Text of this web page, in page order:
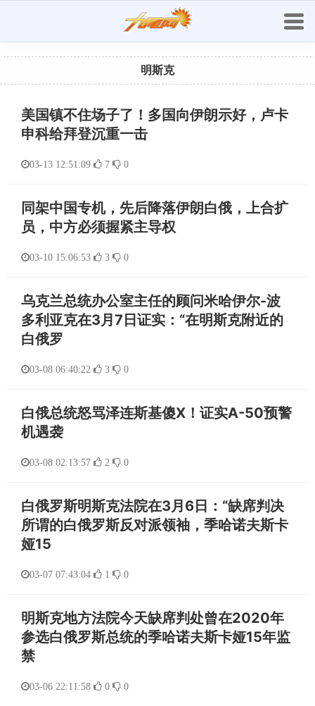
明斯克
美国镇不住场子了！多国向伊朗示好，卢卡
申科给拜登沉重一击
03-13 12:51:09 7 0
同架中国专机，先后降落伊朗白俄，上合扩
员，中方必须握紧主导权
03-10 15:06:53 3 0
乌克兰总统办公室主任的顾问米哈伊尔-波
多利亚克在3月7日证实：“在明斯克附近的
白俄罗
03-08 06:40:22 3 0
白俄总统怒骂泽连斯基傻X！证实A-50预警
机遇袭
03-08 02:13:57 2 0
白俄罗斯明斯克法院在3月6日：“缺席判决
所谓的白俄罗斯反对派领袖，季哈诺夫斯卡
娅15
03-07 07:43:04 1 0
明斯克地方法院今天缺席判处曾在2020年
参选白俄罗斯总统的季哈诺夫斯卡娅15年监
禁
03-06 22:11:58 0 0